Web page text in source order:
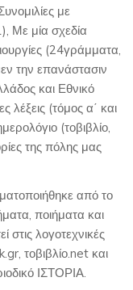
με
Με μία σχεδία
(24γράμματα,
την επανάστασιν
και Εθνικό
λέξεις (τόμος α΄ και
(τοβιβλίο,
της πόλης μας
από το
ποιήματα και
στις λογοτεχνικές
τοβιβλίο.net και
ΙΣΤΟΡΙΑ.